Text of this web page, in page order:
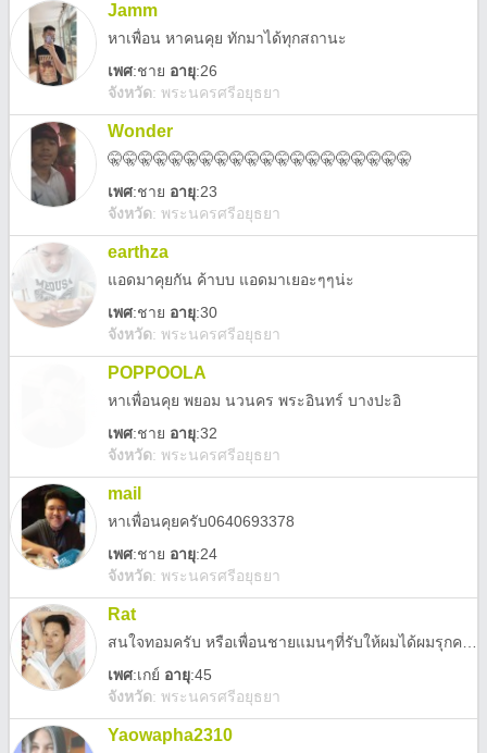
Jamm
หาเพื่อน หาคนคุย ทักมาได้ทุกสถานะ
เพศ:ชาย อายุ:26
จังหวัด: พระนครศรีอยุธยา
Wonder
🤫🤫🤫🤫🤫🤫🤫🤫🤫🤫🤫🤫🤫🤫🤫🤫🤫🤫🤫🤫
เพศ:ชาย อายุ:23
จังหวัด: พระนครศรีอยุธยา
earthza
แอดมาคุยกัน ค้าบบ แอดมาเยอะๆๆน่ะ
เพศ:ชาย อายุ:30
จังหวัด: พระนครศรีอยุธยา
POPPOOLA
หาเพื่อนคุย​ พยอม​ นวนคร​ พระอินทร์​ บางปะอิ
เพศ:ชาย อายุ:32
จังหวัด: พระนครศรีอยุธยา
mail
หาเพื่อนคุยครับ0640693378
เพศ:ชาย อายุ:24
จังหวัด: พระนครศรีอยุธยา
Rat
เพศ:เกย์ อายุ:45
จังหวัด: พระนครศรีอยุธยา
Yaowapha2310